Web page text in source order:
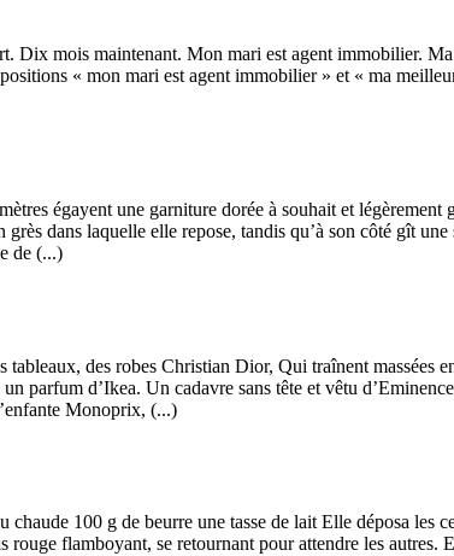
Dix mois maintenant. Mon mari est agent immobilier.
« mon mari est agent immobilier » et « ma
égayent une garniture dorée à souhait et légèrement
dans laquelle elle repose, tandis qu’à son côté gît
de (...)
des robes Christian Dior, Qui traînent massées
d’Ikea. Un cadavre sans tête et vêtu
Monoprix, (...)
100 g de beurre une tasse de lait Elle déposa les
flamboyant, se retournant pour attendre les autres.